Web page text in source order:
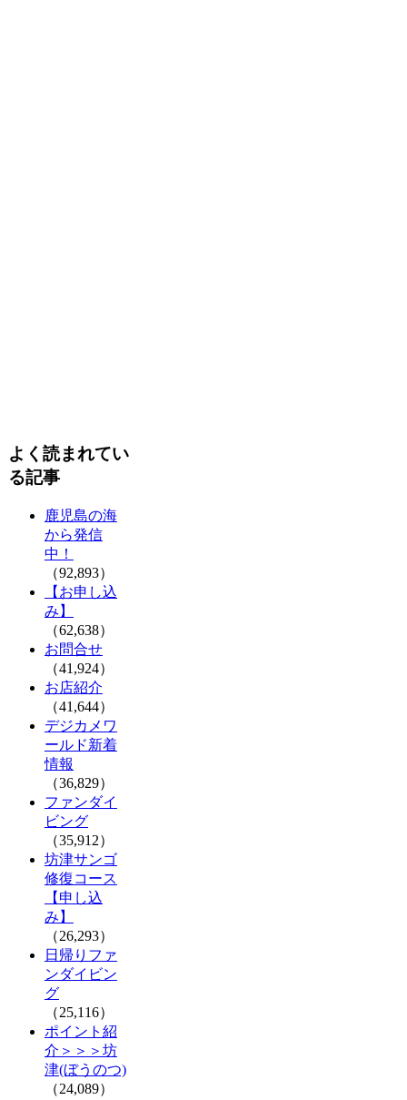
よく読まれてい
る記事
鹿児島の海
から発信
中！
（92,893）
【お申し込
み】
（62,638）
お問合せ
（41,924）
お店紹介
（41,644）
デジカメワ
ールド新着
情報
（36,829）
ファンダイ
ビング
（35,912）
坊津サンゴ
修復コース
【申し込
み】
（26,293）
日帰りファ
ンダイビン
グ
（25,116）
ポイント紹
介＞＞＞坊
津(ぼうのつ)
（24,089）